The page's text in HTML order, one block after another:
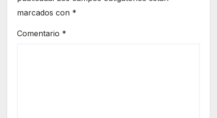
marcados con *
Comentario *